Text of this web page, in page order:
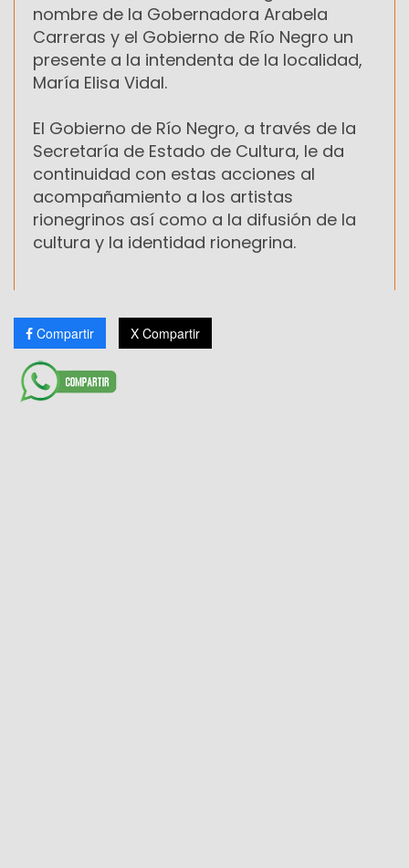
nombre de la Gobernadora Arabela
Carreras y el Gobierno de Río Negro un
presente a la intendenta de la localidad,
María Elisa Vidal.
El Gobierno de Río Negro, a través de la
Secretaría de Estado de Cultura, le da
continuidad con estas acciones al
acompañamiento a los artistas
rionegrinos así como a la difusión de la
cultura y la identidad rionegrina.
Compartir X Compartir